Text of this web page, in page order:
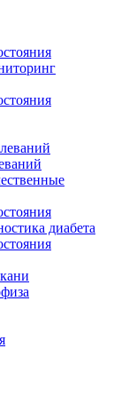
диабета